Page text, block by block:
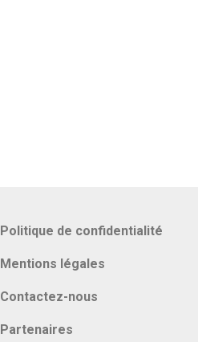
Politique de confidentialité
Mentions légales
Contactez-nous
Partenaires